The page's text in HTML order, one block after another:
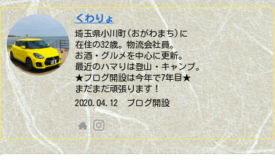
くわりょ
埼玉県小川町(おがわまち)に
在住の32歳。物流会社員。
お酒・グルメを中心に更新。
最近のハマりは登山・キャンプ。
★ブログ開設は今年で7年目★
まだまだ頑張ります！
2020.04.12 ブログ開設